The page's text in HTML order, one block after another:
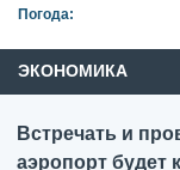
Погода:
ЭКОНОМИКА
Встречать и
аэропорт будет